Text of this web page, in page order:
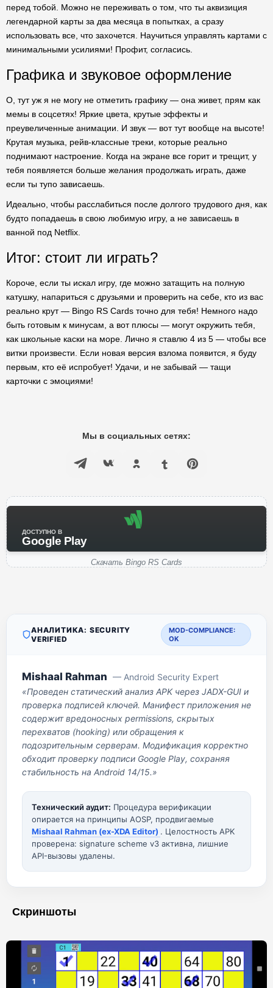
перед тобой. Можно не переживать о том, что ты аквизиция
легендарной карты за два месяца в попытках, а сразу
использовать все, что захочется. Научиться управлять картами с
минимальными усилиями! Профит, согласись.
Графика и звуковое оформление
О, тут уж я не могу не отметить графику — она живет, прям как
мемы в соцсетях! Яркие цвета, крутые эффекты и
преувеличенные анимации. И звук — вот тут вообще на высоте!
Крутая музыка, рейв-классные треки, которые реально
поднимают настроение. Когда на экране все горит и трещит, у
тебя появляется больше желания продолжать играть, даже
если ты тупо зависаешь.
Идеально, чтобы расслабиться после долгого трудового дня, как
будто попадаешь в свою любимую игру, а не зависаешь в
ванной под Netflix.
Итог: стоит ли играть?
Короче, если ты искал игру, где можно затащить на полную
катушку, напариться с друзьями и проверить на себе, кто из вас
реально крут — Bingo RS Cards точно для тебя! Немного надо
быть готовым к минусам, а вот плюсы — могут окружить тебя,
как школьные каски на море. Лично я ставлю 4 из 5 — чтобы все
витки произвести. Если новая версия взлома появится, я буду
первым, кто её испробует! Удачи, и не забывай — тащи
карточки с эмоциями!
Мы в социальных сетях:
ДОСТУПНО В
Google Play
Скачать Bingo RS Cards
АНАЛИТИКА: SECURITY
VERIFIED
MOD-COMPLIANCE:
OK
Mishaal Rahman — Android Security Expert
«Проведен статический анализ APK через JADX-GUI и
проверка подписей ключей. Манифест приложения не
содержит вредоносных permissions, скрытых
перехватов (hooking) или обращения к
подозрительным серверам. Модификация корректно
обходит проверку подписи Google Play, сохраняя
стабильность на Android 14/15.»
Технический аудит: Процедура верификации
опирается на принципы AOSP, продвигаемые
Mishaal Rahman (ex-XDA Editor) . Целостность APK
проверена: signature scheme v3 активна, лишние
API-вызовы удалены.
Скриншоты